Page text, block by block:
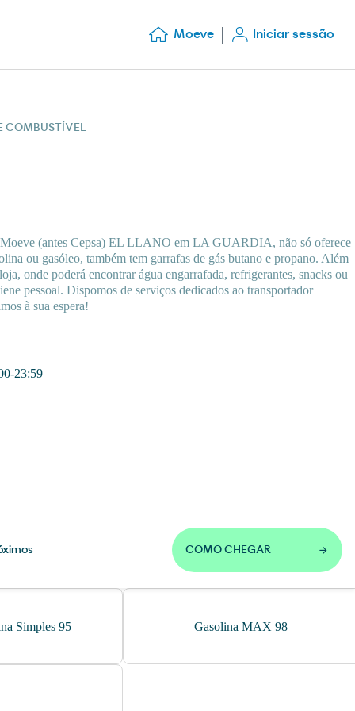
Moeve Iniciar sessão
COMBUSTÍVEL
Moeve (antes Cepsa) EL LLANO em LA GUARDIA, não só oferece
ou gasóleo, também tem garrafas de gás butano e propano. Além
onde poderá encontrar água engarrafada, refrigerantes, snacks ou
pessoal. Dispomos de serviços dedicados ao transportador
à sua espera!
23:59
COMO CHEGAR
Simples 95 Gasolina MAX 98